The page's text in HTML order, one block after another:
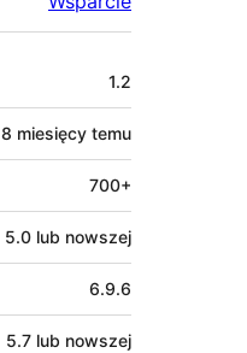
1.2
8 miesięcy temu
700+
5.0 lub nowszej
6.9.6
5.7 lub nowszej